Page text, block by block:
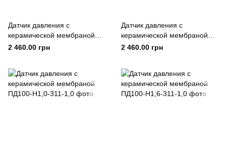
Датчик давления с
керамической мембраной
ПД100-Н0,4-311-1,0
2 460.00 грн
Датчик давления с
керамической мембраной
ПД100-Н0,6-311-1,0
2 460.00 грн